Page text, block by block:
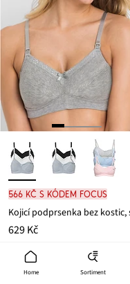
Home Sortiment
566 Kč s kódem FOCUS
629 Kč